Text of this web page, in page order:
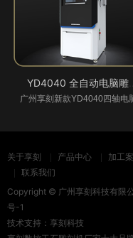
关于享刻 产品中心 加工
联系我们
Copyright © 广州享刻科技有限
号-1
技术支持： 享刻科技